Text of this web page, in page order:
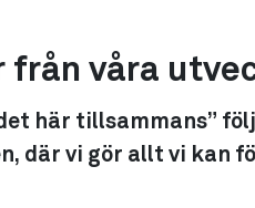
från våra
det här tillsammans”
där vi gör allt vi kan